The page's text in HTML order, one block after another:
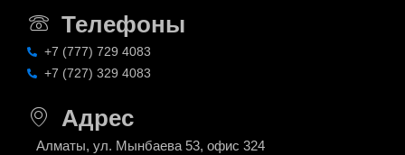
Телефоны
+7 (777) 729 4083
+7 (727) 329 4083
Адрес
Алматы, ул. Мынбаева 53, офис 324